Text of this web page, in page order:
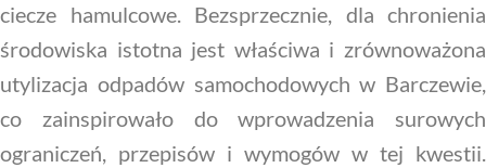
ciecze hamulcowe. Bezsprzecznie, dla chronienia
środowiska istotna jest właściwa i zrównoważona
utylizacja odpadów samochodowych w Barczewie,
co zainspirowało do wprowadzenia surowych
ograniczeń, przepisów i wymogów w tej kwestii.